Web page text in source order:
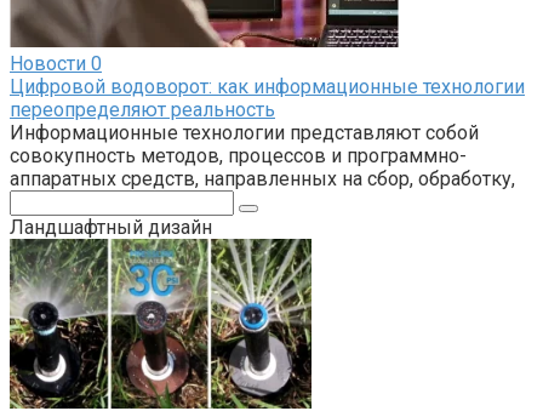
Новости 0
Цифровой водоворот: как информационные технологии
переопределяют реальность
Информационные технологии представляют собой
совокупность методов, процессов и программно-
аппаратных средств, направленных на сбор, обработку,
Ландшафтный дизайн